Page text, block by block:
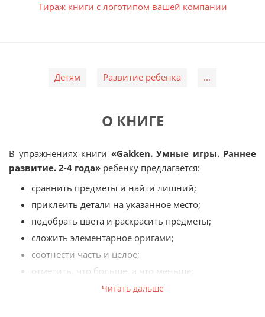
Тираж книги с логотипом вашей компании
Детям Развитие ребенка ...
О КНИГЕ
В упражнениях книги «Gakken. Умные игры. Раннее
развитие. 2-4 года» ребенку предлагается:
сравнить предметы и найти лишний;
приклеить детали на указанное место;
подобрать цвета и раскрасить предметы;
сложить элементарное оригами;
соотнести часть и целое;
отметить, что больше, а что меньше;
сделать элементарные поделки;
Читать дальше